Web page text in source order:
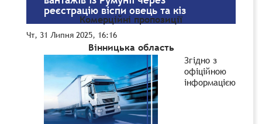
Комерційні пропозиції
Вінницька область
реєстрацію віспи овець та кіз
Чт, 31 Липня 2025, 16:16
Згідно з
офіційною
інформацією